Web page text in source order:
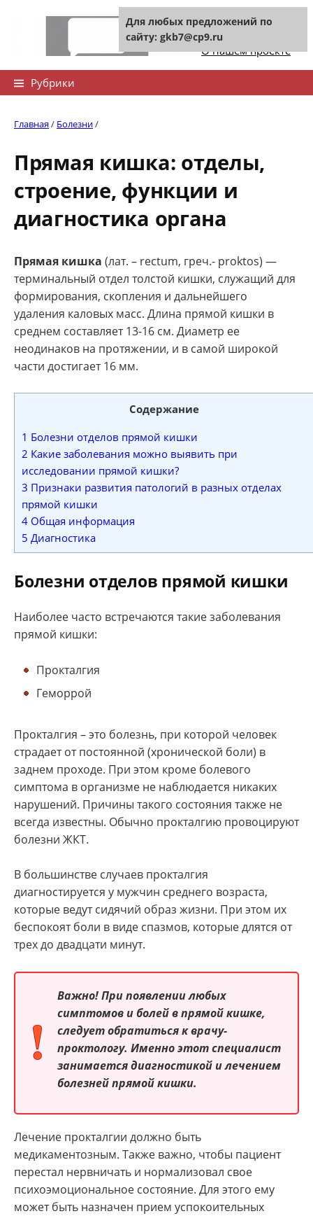
Контакты сайта
О нашем проекте
Рубрики
Главная/ Болезни/
Прямая кишка: отделы,
строение, функции и
диагностика органа
Прямая кишка (лат. – rectum, греч.- proktos) —
терминальный отдел толстой кишки, служащий для
формирования, скопления и дальнейшего
удаления каловых масс. Длина прямой кишки в
среднем составляет 13-16 см. Диаметр ее
неодинаков на протяжении, и в самой широкой
части достигает 16 мм.
Содержание
1 Болезни отделов прямой кишки
2 Какие заболевания можно выявить при
исследовании прямой кишки?
3 Признаки развития патологий в разных отделах
прямой кишки
4 Общая информация
5 Диагностика
Болезни отделов прямой кишки
Наиболее часто встречаются такие заболевания
прямой кишки:
Прокталгия
Геморрой
Прокталгия – это болезнь, при которой человек
страдает от постоянной (хронической боли) в
заднем проходе. При этом кроме болевого
симптома в организме не наблюдается никаких
нарушений. Причины такого состояния также не
всегда известны. Обычно прокталгию провоцируют
болезни ЖКТ.
В большинстве случаев прокталгия
диагностируется у мужчин среднего возраста,
которые ведут сидячий образ жизни. При этом их
беспокоят боли в виде спазмов, которые длятся от
трех до двадцати минут.
Важно! При появлении любых
симптомов и болей в прямой кишке,
следует обратиться к врачу-
проктологу. Именно этот специалист
занимается диагностикой и лечением
болезней прямой кишки.
Лечение прокталгии должно быть
медикаментозным. Также важно, чтобы пациент
перестал нервничать и нормализовал свое
психоэмоциональное состояние. Для этого ему
может быть назначен прием успокоительных
Для любых предложений по
сайту: gkb7@cp9.ru